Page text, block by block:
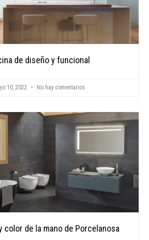
de diseño y funcional
10, 2022 No hay comentarios
color de la mano de Porcelanosa